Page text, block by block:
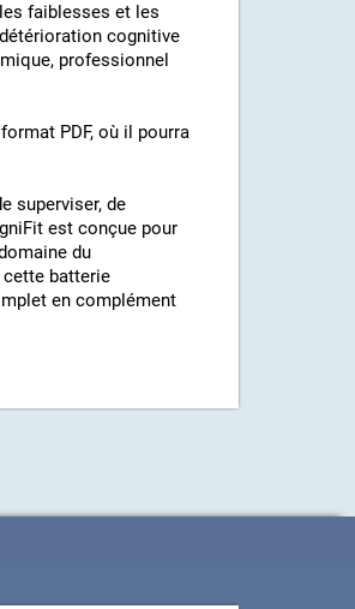
faiblesses et les
cognitive
professionnel
PDF, où il pourra
superviser, de
est conçue pour
du
batterie
en complément